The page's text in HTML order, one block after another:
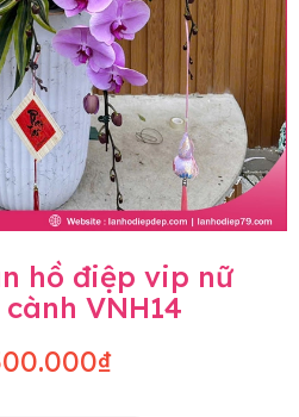
hồ điệp vip nữ
VNH14